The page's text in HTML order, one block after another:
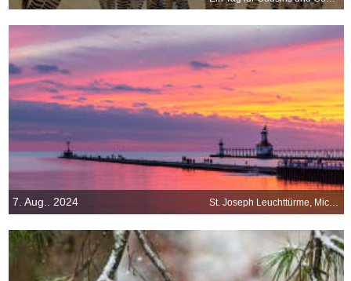
7. Aug.. 2024 St. Joseph Leuchttürme, Michigan, USA